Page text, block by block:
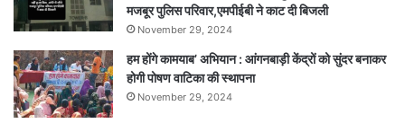
मजबूर पुलिस परिवार,एमपीईबी ने काट दी बिजली
November 29, 2024
हम होंगे कामयाब’ अभियान : आंगनबाड़ी केंद्रों को सुंदर बनाकर
होगी पोषण वाटिका की स्थापना
November 29, 2024